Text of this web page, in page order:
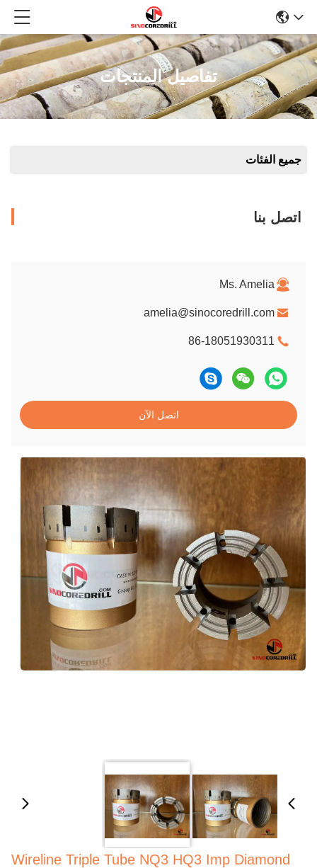
تفاصيل المنتجات
جميع الفئات
اتصل بنا
Ms. Amelia
amelia@sinocoredrill.com
86-18051930311
اتصل الآن
Wireline Triple Tube NQ3 HQ3 Imp Diamond